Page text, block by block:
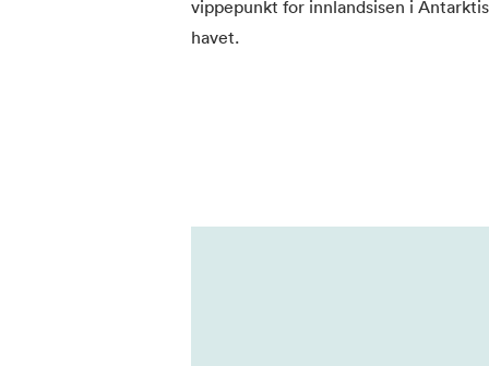
vippepunkt for innlandsisen i
havet.